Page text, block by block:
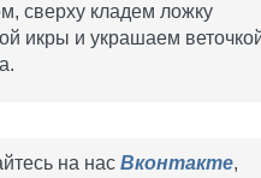
сверху кладем ложку
икры и украшаем
на нас Вконтакте,